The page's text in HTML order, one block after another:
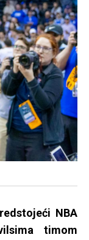
NBA
timom